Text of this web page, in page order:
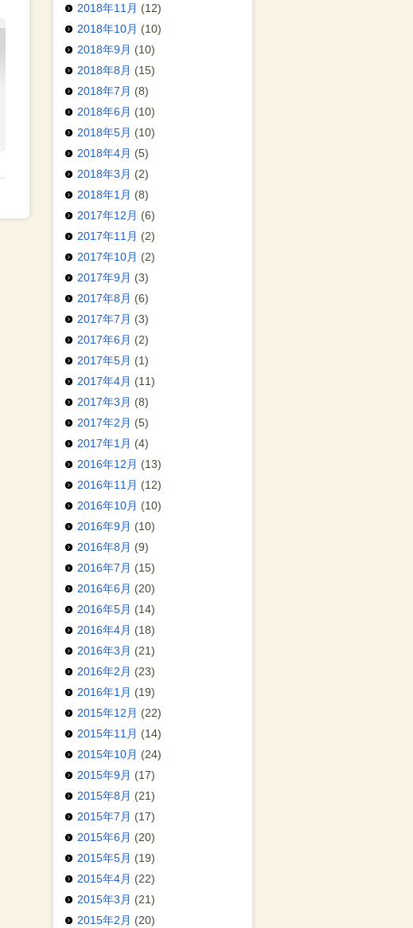
2018年11月 (12)
2018年10月 (10)
2018年9月 (10)
2018年8月 (15)
2018年7月 (8)
2018年6月 (10)
2018年5月 (10)
2018年4月 (5)
2018年3月 (2)
2018年1月 (8)
2017年12月 (6)
2017年11月 (2)
2017年10月 (2)
2017年9月 (3)
2017年8月 (6)
2017年7月 (3)
2017年6月 (2)
2017年5月 (1)
2017年4月 (11)
2017年3月 (8)
2017年2月 (5)
2017年1月 (4)
2016年12月 (13)
2016年11月 (12)
2016年10月 (10)
2016年9月 (10)
2016年8月 (9)
2016年7月 (15)
2016年6月 (20)
2016年5月 (14)
2016年4月 (18)
2016年3月 (21)
2016年2月 (23)
2016年1月 (19)
2015年12月 (22)
2015年11月 (14)
2015年10月 (24)
2015年9月 (17)
2015年8月 (21)
2015年7月 (17)
2015年6月 (20)
2015年5月 (19)
2015年4月 (22)
2015年3月 (21)
2015年2月 (20)